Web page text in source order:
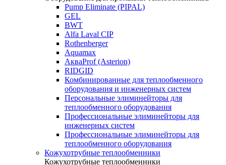
Pump Eliminate (PIPAL)
GEL
BWT
Alfa Laval CIP
Rothenberger
Aquamax
АкваProf (Asterion)
RIDGID
Комбинированные для теплообменного
оборудования и инженерных систем
Персональные элиминейторы для
теплообменного оборудования
Профессиональные элиминейторы для
инженерных систем
Профессиональные элиминейторы для
теплообменного оборудования
Кожухотрубные теплообменники
Кожухотрубные теплообменники